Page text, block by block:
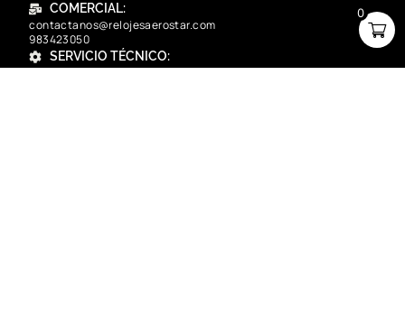
0
COMERCIAL:
contactanos@relojesaerostar.com
983423050
SERVICIO TÉCNICO:
contactanos@relojesaerostar.com